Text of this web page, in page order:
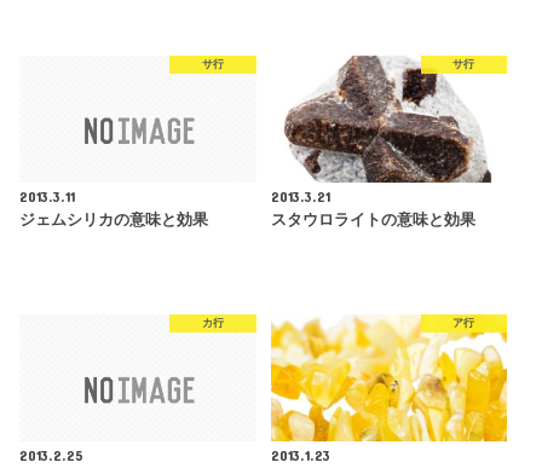
サ行
2013.3.11
ジェムシリカの意味と効果
サ行
2013.3.21
スタウロライトの意味と効果
カ行
2013.2.25
ア行
2013.1.23